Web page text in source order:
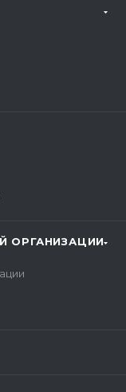
ОРГАНИЗАЦИИ